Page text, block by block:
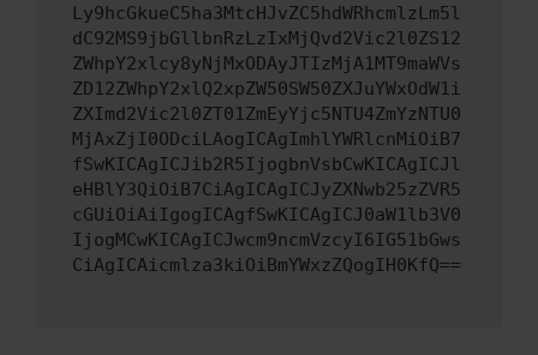
Ly9hcGkueC5ha3MtcHJvZC5hdWRhcmlzLm5l
dC92MS9jbGllbnRzLzIxMjQvd2Vic2l0ZS12
ZWhpY2xlcy8yNjMxODAyJTIzMjA1MT9maWVs
ZD12ZWhpY2xlQ2xpZW50SW50ZXJuYWxOdW1i
ZXImd2Vic2l0ZT01ZmEyYjc5NTU4ZmYzNTU0
MjAxZjI0ODciLAogICAgImhlYWRlcnMiOiB7
fSwKICAgICJib2R5IjogbnVsbCwKICAgICJl
eHBlY3QiOiB7CiAgICAgICJyZXNwb25zZVR5
cGUiOiAiIgogICAgfSwKICAgICJ0aW1lb3V0
IjogMCwKICAgICJwcm9ncmVzcyI6IG51bGws
CiAgICAicmlza3kiOiBmYWxzZQogIH0KfQ==